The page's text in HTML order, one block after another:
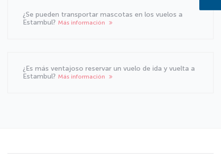
¿Se pueden transportar mascotas en los vuelos a
Estambul? Más información
¿Es más ventajoso reservar un vuelo de ida y vuelta a
Estambul? Más información